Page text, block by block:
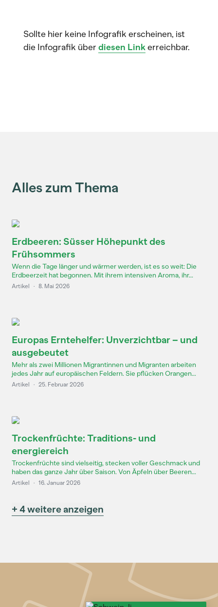
Sollte hier keine Infografik erscheinen, ist
die Infografik über diesen Linkerreichbar.
Alles zum Thema
Erdbeeren: Süsser Höhepunkt des
Frühsommers
Wenn die Tage länger und wärmer werden, ist es so weit: Die
Erdbeerzeit hat begonnen. Mit ihrem intensiven Aroma, ihr...
Artikel · 8. Mai 2026
Europas Erntehelfer: Unverzichtbar – und
ausgebeutet
Mehr als zwei Millionen Migrantinnen und Migranten arbeiten
jedes Jahr auf europäischen Feldern. Sie pflücken Orangen...
Artikel · 25. Februar 2026
Trockenfrüchte: Traditions- und
energiereich
Trockenfrüchte sind vielseitig, stecken voller Geschmack und
haben das ganze Jahr über Saison. Von Äpfeln über Beeren...
Artikel · 16. Januar 2026
+ 4 weitere anzeigen